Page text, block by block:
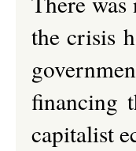
the crisis
financing
capitalist